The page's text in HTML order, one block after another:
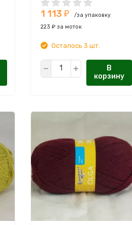
Производитель:
СЕМЕНОВСКАЯ ПРЯЖА
1 113 ₽
/за упаковку
223 ₽ за моток
Осталось 3 шт.
В
корзину